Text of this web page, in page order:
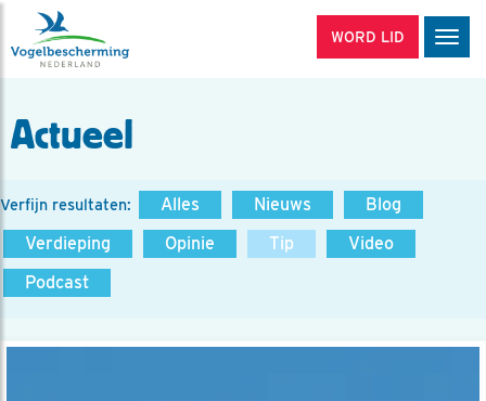
WORD LID
Actueel
Verfijn resultaten: Alles Nieuws
Blog
Verdieping
Opinie Tip
Video
Podcast